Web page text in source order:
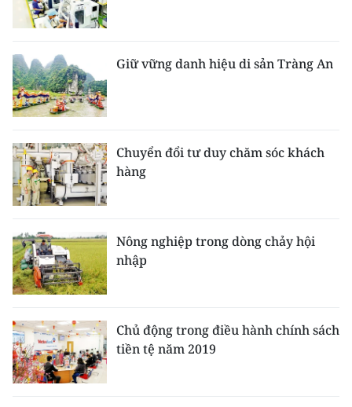
Giữ vững danh hiệu di sản Tràng An
Chuyển đổi tư duy chăm sóc khách
hàng
Nông nghiệp trong dòng chảy hội
nhập
Chủ động trong điều hành chính sách
tiền tệ năm 2019